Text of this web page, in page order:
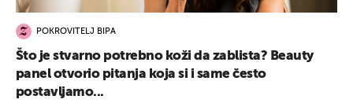
POKROVITELJ BIPA
Što je stvarno potrebno koži da zablista? Beauty
panel otvorio pitanja koja si i same često
postavljamo...